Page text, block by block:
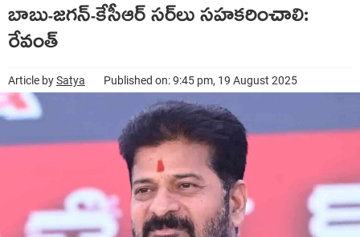
బాబు-జ‌గ‌న్‌-కేసీఆర్ స‌ర్‌లు స‌హ‌క‌రించాలి:
రేవంత్
Article bySatya Published on: 9:45 pm, 19 August 2025